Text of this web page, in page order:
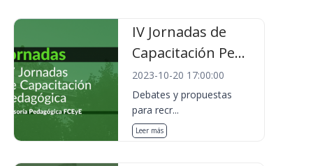
IV Jornadas de
Capacitación Pe...
2023-10-20 17:00:00
Debates y propuestas
para recr...
Leer más